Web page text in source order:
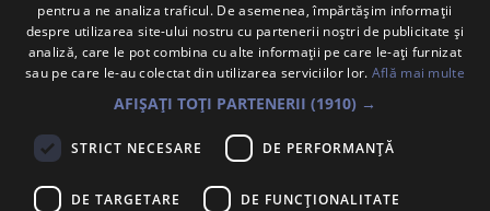
Te anunțăm când avem oferte noi și promoții la mărcile
tale preferate.
Sunt de acord ca datele cu caracter personal furnizate să fie
colectate pentru a putea fi contactat în vederea solicitării trimise.
Declar că am citit și sunt de acord cu
pentru a ne analiza traficul. De asemenea, împărtășim informații
despre utilizarea site-ului nostru cu partenerii noștri de publicitate și
analiză, care le pot combina cu alte informații pe care le-ați furnizat
sau pe care le-au colectat din utilizarea serviciilor lor. Află mai multe
AFIȘAȚI TOȚI PARTENERII (1910) →
STRICT NECESARE DE PERFORMANȚĂ
DE TARGETARE DE FUNCŢIONALITATE